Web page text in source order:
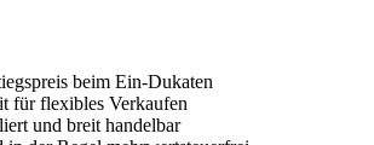
beim Ein-Dukaten
für flexibles Verkaufen
und breit handelbar